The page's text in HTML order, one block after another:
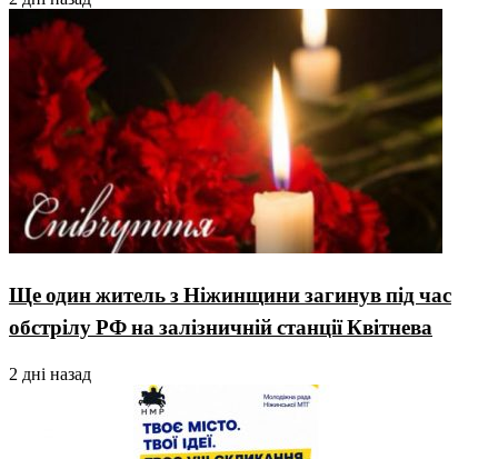
Ще один житель з Ніжинщини загинув під час
обстрілу РФ на залізничній станції Квітнева
2 дні назад